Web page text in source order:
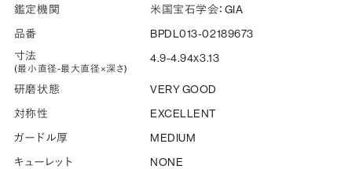
詳しく見る
鑑定機関
米国宝石学会：GIA
品番
BPDL013-02189673
寸法
(最小直径-最大直径×深さ)
4.9-4.94x3.13
研磨状態
VERY GOOD
対称性
EXCELLENT
ガードル厚
MEDIUM
キューレット
NONE